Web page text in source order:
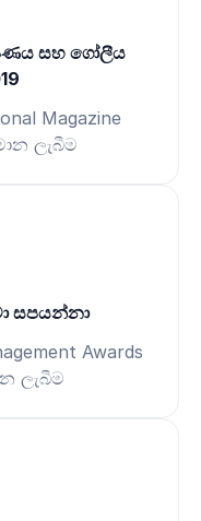
සහ ගෝලීය
Magazine
ලැබීම
සපයන්නා
Awards
ලැබීම